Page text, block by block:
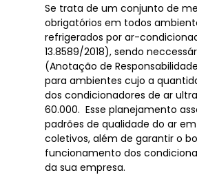
Se trata de um conjunto de
obrigatórios em todos
refrigerados por ar-
13.8589/2018), sendo
(Anotação de
para ambientes cujo a
dos condicionadores de ar
60.000. Esse planejamento
padrões de qualidade do ar
coletivos, além de garantir o
funcionamento dos
da sua empresa.